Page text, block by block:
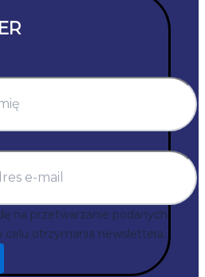
na przetwarzanie podanych
celu otrzymania newslettera.